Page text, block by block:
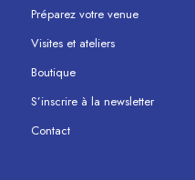
Préparez votre venue
Visites et ateliers
Boutique
S’inscrire à la newsletter
Contact